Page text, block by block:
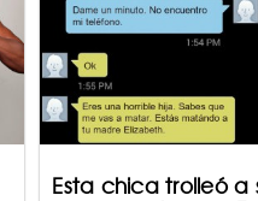
Esta chica trolleó a